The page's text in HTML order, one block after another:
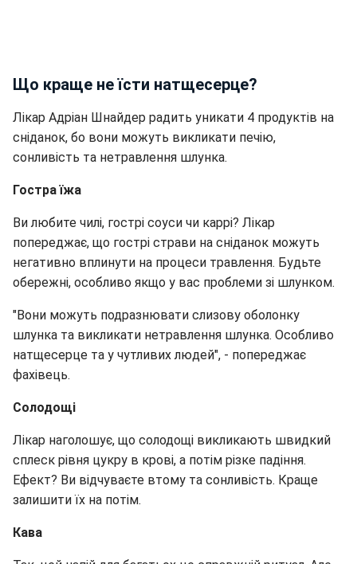
Що краще не їсти натщесерце?
Лікар Адріан Шнайдер радить уникати 4 продуктів на
сніданок, бо вони можуть викликати печію,
сонливість та нетравлення шлунка.
Гостра їжа
Ви любите чилі, гострі соуси чи каррі? Лікар
попереджає, що гострі страви на сніданок можуть
негативно вплинути на процеси травлення. Будьте
обережні, особливо якщо у вас проблеми зі шлунком.
"Вони можуть подразнювати слизову оболонку
шлунка та викликати нетравлення шлунка. Особливо
натщесерце та у чутливих людей", - попереджає
фахівець.
Солодощі
Лікар наголошує, що солодощі викликають швидкий
сплеск рівня цукру в крові, а потім різке падіння.
Ефект? Ви відчуваєте втому та сонливість. Краще
залишити їх на потім.
Кава